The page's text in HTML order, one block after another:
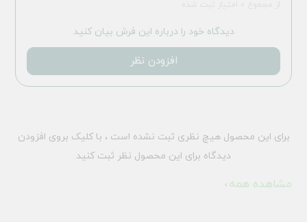
دیدگاه خود را درباره این فرش بیان کنید
افزودن نظر
برای این محصول هیچ نظری ثبت نشده است ، با کلیک بروی افزودن
دیدگاه برای این محصول نظر ثبت کنید
مشاهده همه